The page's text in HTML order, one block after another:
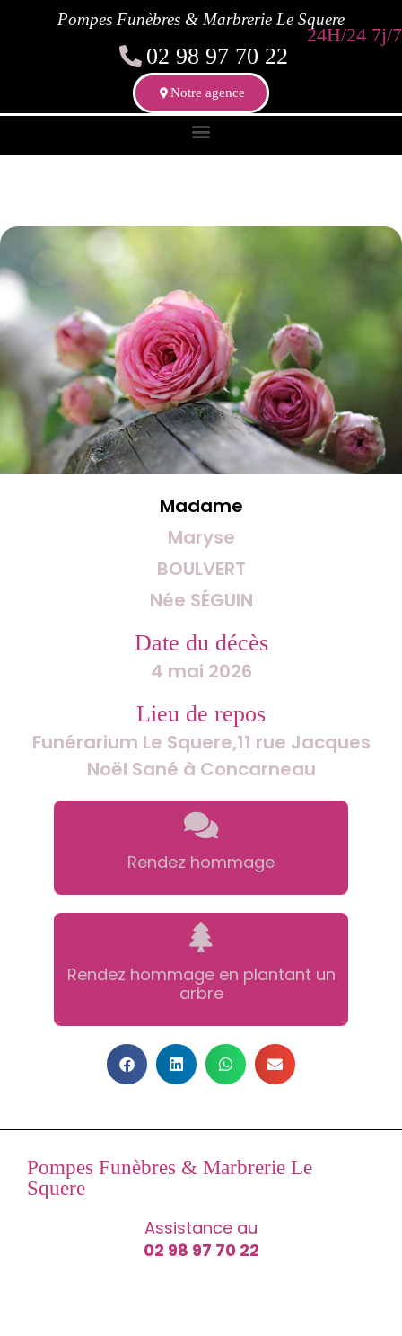
Pompes Funèbres & Marbrerie Le Squere
02 98 97 70 22
24H/24 7j/7
Notre agence
Madame
Maryse
BOULVERT
Née SÉGUIN
Date du décès
4 mai 2026
Lieu de repos
Funérarium Le Squere,11 rue Jacques
Noël Sané à Concarneau
Rendez hommage
Rendez hommage en plantant un
arbre
Pompes Funèbres & Marbrerie Le
Squere
Assistance au
02 98 97 70 22